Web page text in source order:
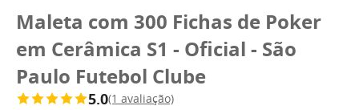
Maleta com 300 Fichas de Poker
em Cerâmica S1 - Oficial - São
Paulo Futebol Clube
5.0(1 avaliação)